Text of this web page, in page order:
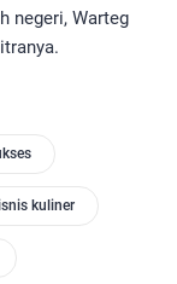
negeri, Warteg
kuliner